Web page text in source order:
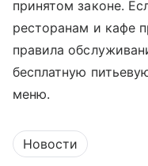
принятом законе.
ресторанам и кафе
правила
бесплатную
меню.
Новости